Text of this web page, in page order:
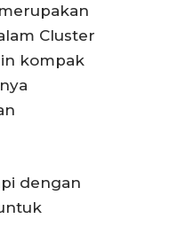
Cluster
kompak
dengan